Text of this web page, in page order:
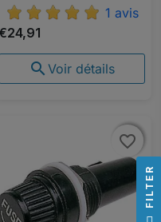
1 avis
 Voir détails
favorite_border
favorite_border
R